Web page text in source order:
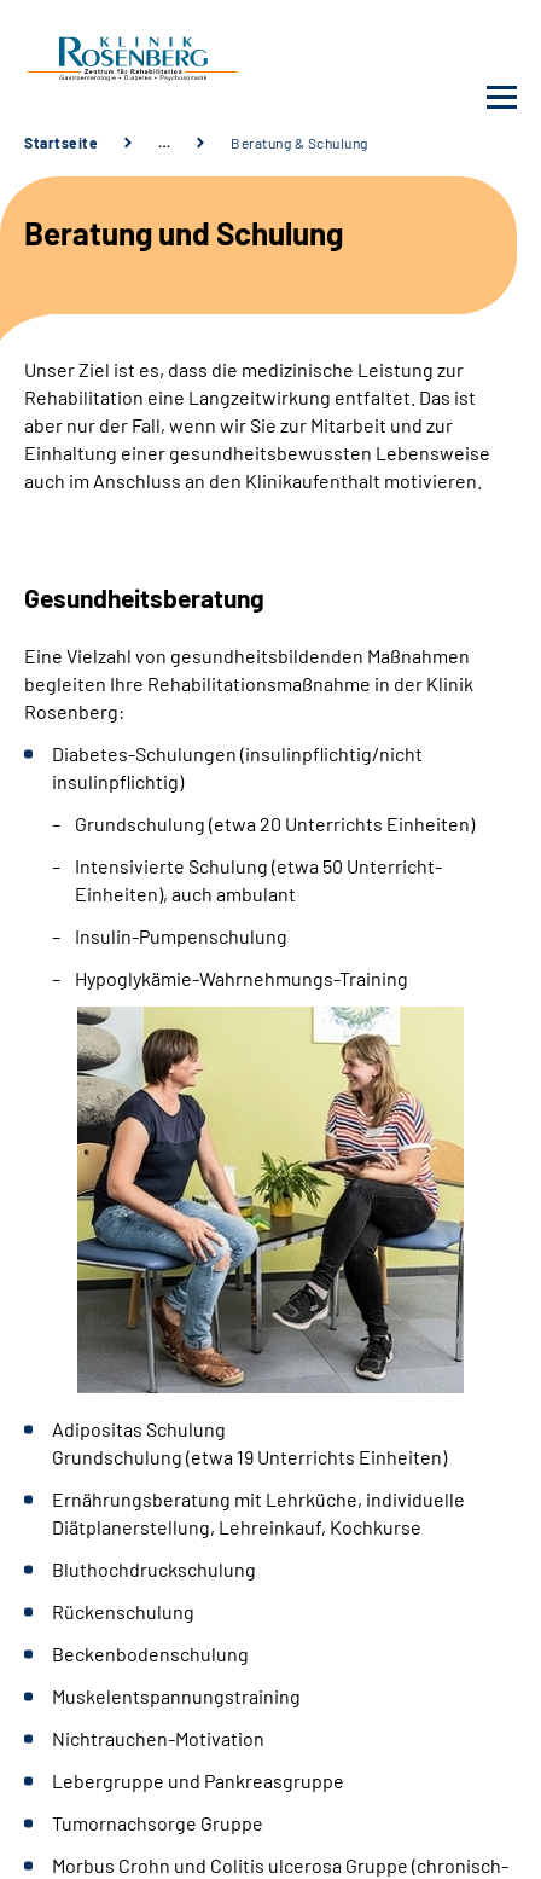
Unsere Klinik
Unsere Angebote
Service
Karriere
Sozialdienste & Zuweisende
Gebärdensprache
Startseite … Beratung & Schulung
Beratung und Schulung
Unser Ziel ist es, dass die medizinische Leistung zur
Rehabilitation eine Langzeitwirkung entfaltet. Das ist
aber nur der Fall, wenn wir Sie zur Mitarbeit und zur
Einhaltung einer gesundheitsbewussten Lebensweise
auch im Anschluss an den Klinikaufenthalt motivieren.
Gesundheitsberatung
Eine Vielzahl von gesundheitsbildenden Maßnahmen
begleiten Ihre Rehabilitationsmaßnahme in der Klinik
Rosenberg:
Diabetes-Schulungen (insulinpflichtig/nicht
insulinpflichtig)
Grundschulung (etwa 20 Unterrichts Einheiten)
Intensivierte Schulung (etwa 50 Unterricht-
Einheiten), auch ambulant
Insulin-Pumpenschulung
Hypoglykämie-Wahrnehmungs-Training
Adipositas Schulung
Grundschulung (etwa 19 Unterrichts Einheiten)
Ernährungsberatung mit Lehrküche, individuelle
Diätplanerstellung, Lehreinkauf, Kochkurse
Bluthochdruckschulung
Rückenschulung
Beckenbodenschulung
Muskelentspannungstraining
Nichtrauchen-Motivation
Lebergruppe und Pankreasgruppe
Tumornachsorge Gruppe
Morbus Crohn und Colitis ulcerosa Gruppe (chronisch-